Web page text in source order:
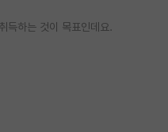
득하는 것이 목표인데요.